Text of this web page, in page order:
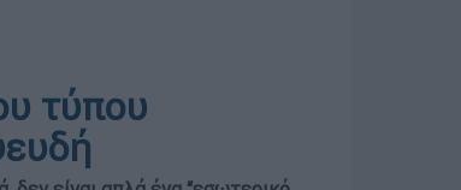
τύπου